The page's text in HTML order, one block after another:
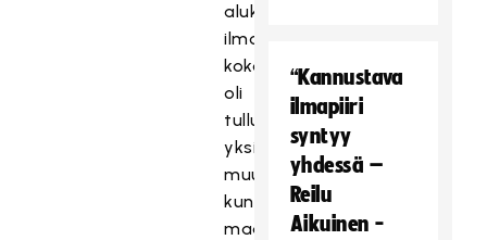
aluksi
ilmoitettuun
kokoonpanoon
oli
tullut
yksi
muutos,
kun
maalivahti
“Kannustava
ilmapiiri
syntyy
yhdessä –
Reilu
Aikuinen -